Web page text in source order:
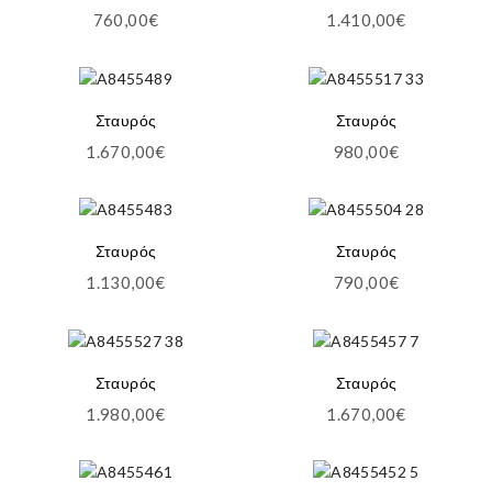
760,00€ 1.410,00€
Σταυρός
1.670,00€
Σταυρός
980,00€
Σταυρός
1.130,00€
Σταυρός
790,00€
Σταυρός
1.980,00€
Σταυρός
1.670,00€